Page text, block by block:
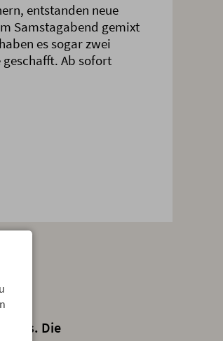
entstanden neue
Samstagabend gemixt
es sogar zwei
Ab sofort
Die